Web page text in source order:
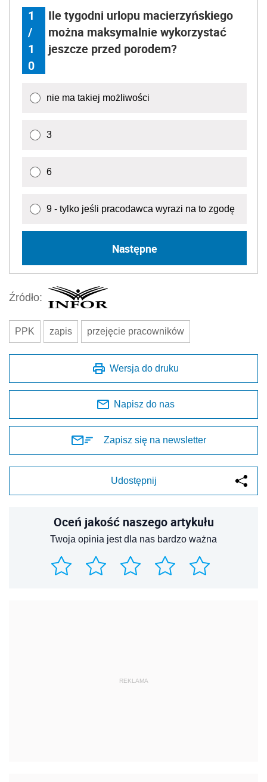
1
/
1
0
Ile tygodni urlopu macierzyńskiego
można maksymalnie wykorzystać
jeszcze przed porodem?
nie ma takiej możliwości
3
6
9 - tylko jeśli pracodawca wyrazi na to zgodę
Następne
Źródło:
PPK zapis przejęcie pracowników
Wersja do druku
Napisz do nas
Zapisz się na newsletter
Udostępnij
Oceń jakość naszego artykułu
Twoja opinia jest dla nas bardzo ważna
REKLAMA